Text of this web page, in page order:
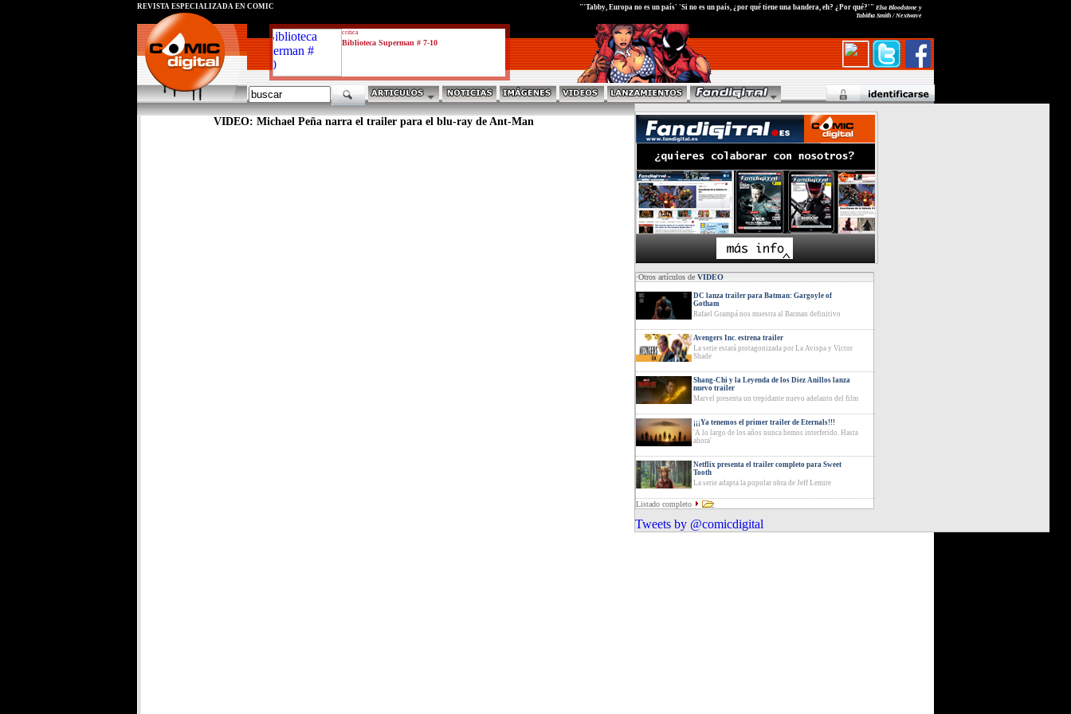
critica
Biblioteca Superman # 7-10
REVISTA ESPECIALIZADA EN CÓMIC "'Tabby, Europa no es un país' 'Si no es un país, ¿por qué tiene una bandera, eh? ¿Por qué?'" Elsa Bloodstone y
Tabitha Smith / Nextwave
VIDEO: Michael Peña narra el trailer para el blu-ray de Ant-Man
·Otros artículos deVIDEO
DC lanza trailer para Batman: Gargoyle of
Gotham
Rafael Grampá nos muestra al Batman definitivo
Avengers Inc. estrena trailer
La serie estará protagonizada por La Avispa y Victor
Shade
Shang-Chi y la Leyenda de los Diez Anillos lanza
nuevo trailer
Marvel presenta un trepidante nuevo adelanto del film
¡¡¡Ya tenemos el primer trailer de Eternals!!!
'A lo largo de los años nunca hemos interferido. Hasta
ahora'
Netflix presenta el trailer completo para Sweet
Tooth
La serie adapta la popular obra de Jeff Lemire
Listado completo
Tweets by @comicdigital